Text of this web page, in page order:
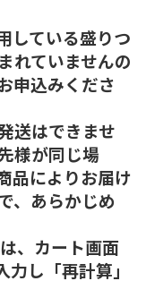
している盛りつ
れていませんの
申込みくださ
送はできませ
様が同じ場
品によりお届け
、あらかじめ
、カート画面
し「再計算」